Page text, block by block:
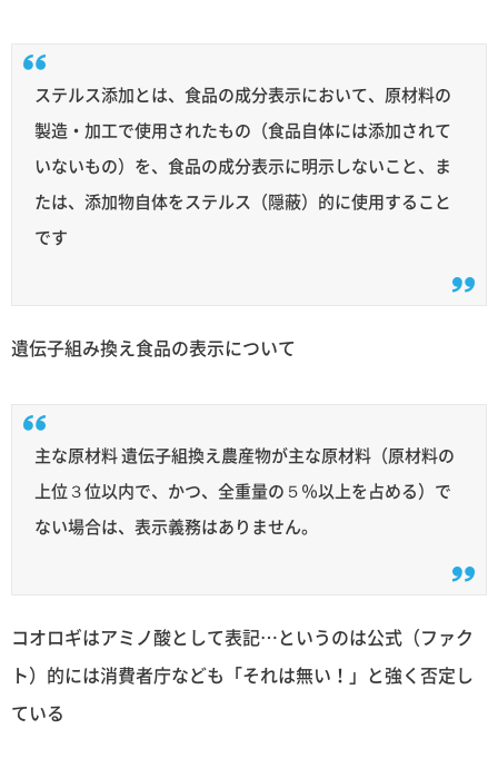
ステルス添加とは、食品の成分表示において、原材料の
製造・加工で使用されたもの（食品自体には添加されて
いないもの）を、食品の成分表示に明示しないこと、ま
たは、添加物自体をステルス（隠蔽）的に使用すること
です
遺伝子組み換え食品の表示について
主な原材料 遺伝子組換え農産物が主な原材料（原材料の
上位３位以内で、かつ、全重量の５％以上を占める）で
ない場合は、表示義務はありません。
コオロギはアミノ酸として表記…というのは公式（ファク
ト）的には消費者庁なども「それは無い！」と強く否定し
ている